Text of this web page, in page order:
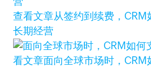
查看文章从签约到续费，
长期经营
看文章面向全球市场时，